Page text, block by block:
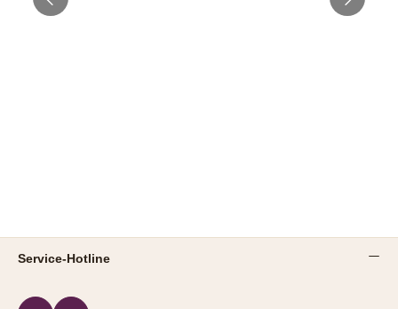
Service-Hotline